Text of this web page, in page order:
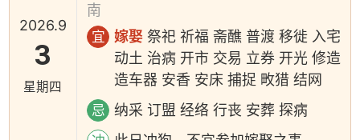
2026.9
3
星期四
南
宜 嫁娶 祭祀 祈福 斋醮 普渡 移徙 入宅
动土 治病 开市 交易 立券 开光 修造
造车器 安香 安床 捕捉 畋猎 结网
忌 纳采 订盟 经络 行丧 安葬 探病